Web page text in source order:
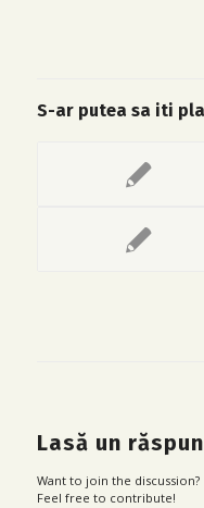
S-ar putea sa iti
Lasă un
Want to join the discussion?
Feel free to contribute!